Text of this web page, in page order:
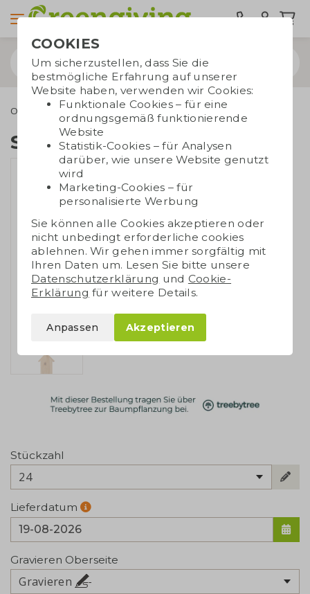
Outdoor & Freizeit Vogelhäuschen Schmetterlingshaus
Schmetterlingshaus
Stückzahl
24
Lieferdatum
Gravieren Oberseite
Gravieren
COOKIES
Um sicherzustellen, dass Sie die
bestmögliche Erfahrung auf unserer
Website haben, verwenden wir Cookies:
Funktionale Cookies – für eine
ordnungsgemäß funktionierende
Website
Statistik-Cookies – für Analysen
darüber, wie unsere Website genutzt
wird
Marketing-Cookies – für
personalisierte Werbung
Sie können alle Cookies akzeptieren oder
nicht unbedingt erforderliche cookies
ablehnen. Wir gehen immer sorgfältig mit
Ihren Daten um. Lesen Sie bitte unsere
Datenschutzerklärung und Cookie-
Erklärung für weitere Details.
Anpassen Akzeptieren